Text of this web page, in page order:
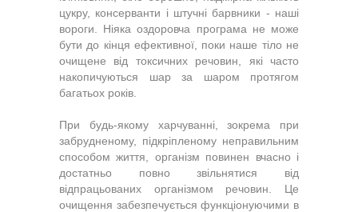
цукру, консерванти і штучні барвники - наші
вороги. Ніяка оздоровча програма не може
бути до кінця ефективної, поки наше тіло не
очищене від токсичних речовин, які часто
накопичуються шар за шаром протягом
багатьох років.
При будь-якому харчуванні, зокрема при
забрудненому, підкріпленому неправильним
способом життя, організм повинен вчасно і
достатньо повно звільнятися від
відпрацьованих організмом речовин. Це
очищення забезпечується функціонуючими в